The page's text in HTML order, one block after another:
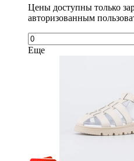
Цены доступны только
авторизованным
Еще